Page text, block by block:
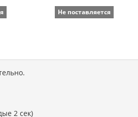
Не поставляется
2 сек)